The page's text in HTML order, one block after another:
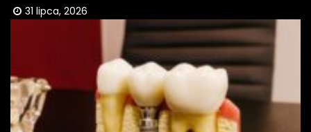
31 lipca, 2026